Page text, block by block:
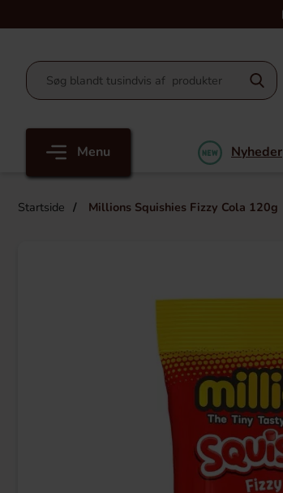
Menu Nyheder
Startside Millions Squishies Fizzy Cola 120g